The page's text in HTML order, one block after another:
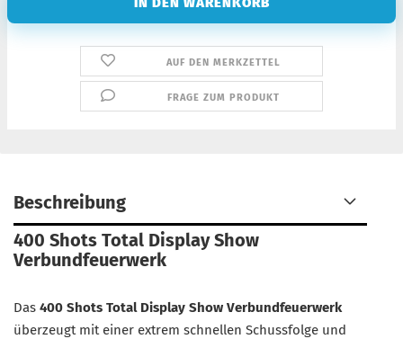
AUF DEN MERKZETTEL
FRAGE ZUM PRODUKT
Beschreibung
400 Shots Total Display Show
Verbundfeuerwerk
Das 400 Shots Total Display Show Verbundfeuerwerk
überzeugt mit einer extrem schnellen Schussfolge und